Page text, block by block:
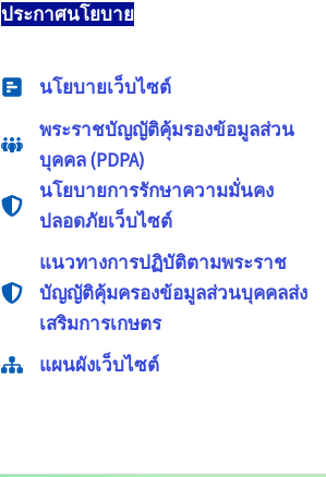
ประกาศนโยบาย
นโยบายเว็บไซต์
พระราชบัญญัติคุ้มรองข้อมูลส่วน
บุคคล (PDPA)
นโยบายการรักษาความมั่นคง
ปลอดภัยเว็บไซต์
แนวทางการปฏิบัติตามพระราช
บัญญัติคุ้มครองข้อมูลส่วนบุคคลส่ง
เสริมการเกษตร
แผนผังเว็บไซต์